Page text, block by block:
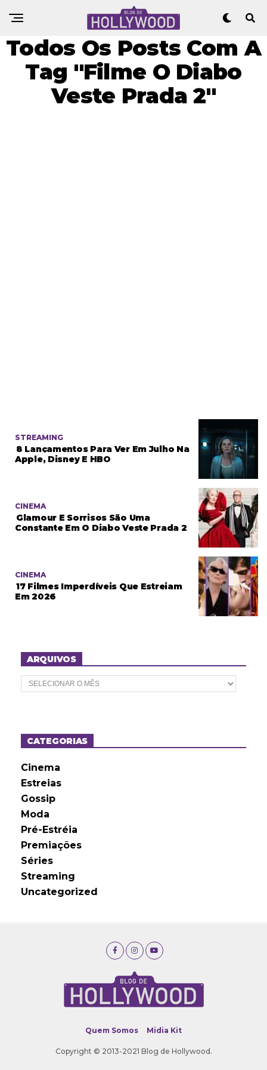
Todos Os Posts Com A
Tag "Filme O Diabo
Veste Prada 2"
STREAMING
8 Lançamentos Para Ver Em Julho Na
Apple, Disney E HBO
CINEMA
Glamour E Sorrisos São Uma
Constante Em O Diabo Veste Prada 2
CINEMA
17 Filmes Imperdíveis Que Estreiam
Em 2026
ARQUIVOS
A
r
o
sCATEGORIAS
Cinema
Estreias
Gossip
Moda
Pré-Estréia
Premiações
Séries
Streaming
Uncategorized
Quem Somos Midia Kit
Copyright © 2013-2021 Blog de Hollywood.